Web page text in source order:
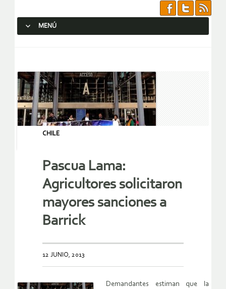
MENÚ
CHILE
Pascua Lama:
Agricultores solicitaron
mayores sanciones a
Barrick
12 JUNIO, 2013
Demandantes estiman que la